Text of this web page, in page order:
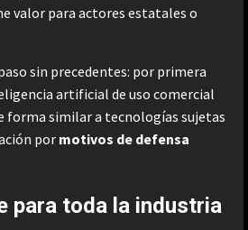
valor para actores estatales o
sin precedentes: por primera
artificial de uso comercial
forma similar a tecnologías sujetas
por motivos de defensa
para toda la industria